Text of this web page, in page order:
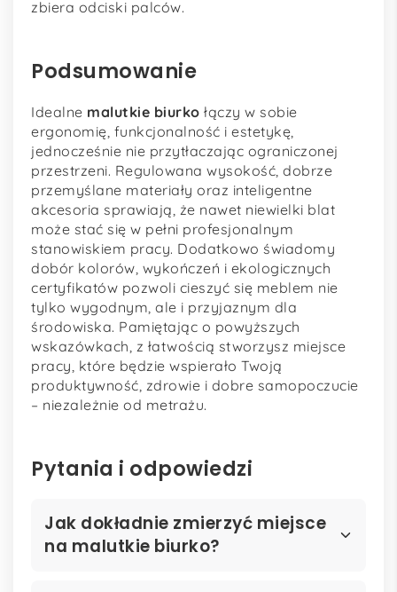
zbiera odciski palców.
Podsumowanie
Idealne malutkie biurko łączy w sobie
ergonomię, funkcjonalność i estetykę,
jednocześnie nie przytłaczając ograniczonej
przestrzeni. Regulowana wysokość, dobrze
przemyślane materiały oraz inteligentne
akcesoria sprawiają, że nawet niewielki blat
może stać się w pełni profesjonalnym
stanowiskiem pracy. Dodatkowo świadomy
dobór kolorów, wykończeń i ekologicznych
certyfikatów pozwoli cieszyć się meblem nie
tylko wygodnym, ale i przyjaznym dla
środowiska. Pamiętając o powyższych
wskazówkach, z łatwością stworzysz miejsce
pracy, które będzie wspierało Twoją
produktywność, zdrowie i dobre samopoczucie
– niezależnie od metrażu.
Pytania i odpowiedzi
Jak dokładnie zmierzyć miejsce
na malutkie biurko?